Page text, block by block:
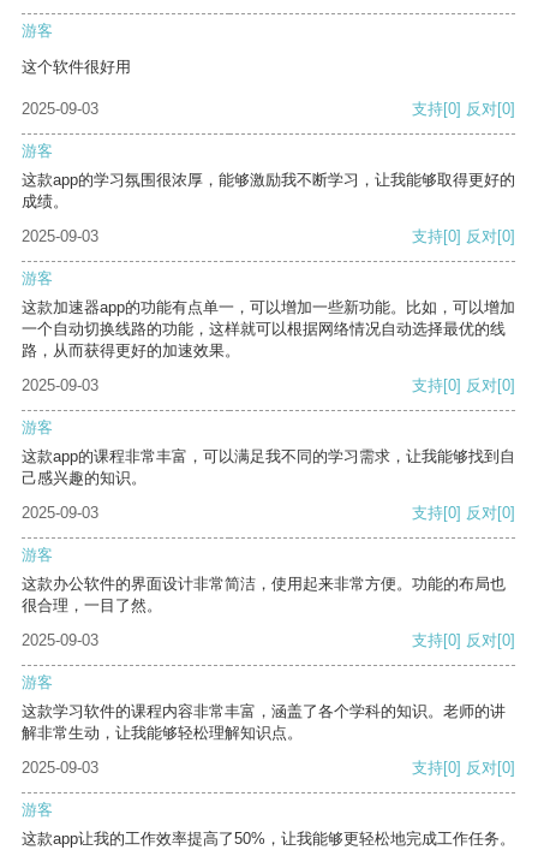
游客
这个软件很好用
2025-09-03 支持[0] 反对[0]
游客
这款app的学习氛围很浓厚，能够激励我不断学习，让我能够取得更好的
成绩。
2025-09-03
支持[0] 反对[0]
游客
这款加速器app的功能有点单一，可以增加一些新功能。比如，可以增加
一个自动切换线路的功能，这样就可以根据网络情况自动选择最优的线
路，从而获得更好的加速效果。
2025-09-03
支持[0] 反对[0]
游客
这款app的课程非常丰富，可以满足我不同的学习需求，让我能够找到自
己感兴趣的知识。
2025-09-03
支持[0] 反对[0]
游客
这款办公软件的界面设计非常简洁，使用起来非常方便。功能的布局也
很合理，一目了然。
2025-09-03
支持[0] 反对[0]
游客
这款学习软件的课程内容非常丰富，涵盖了各个学科的知识。老师的讲
解非常生动，让我能够轻松理解知识点。
2025-09-03
支持[0] 反对[0]
游客
这款app让我的工作效率提高了50%，让我能够更轻松地完成工作任务。